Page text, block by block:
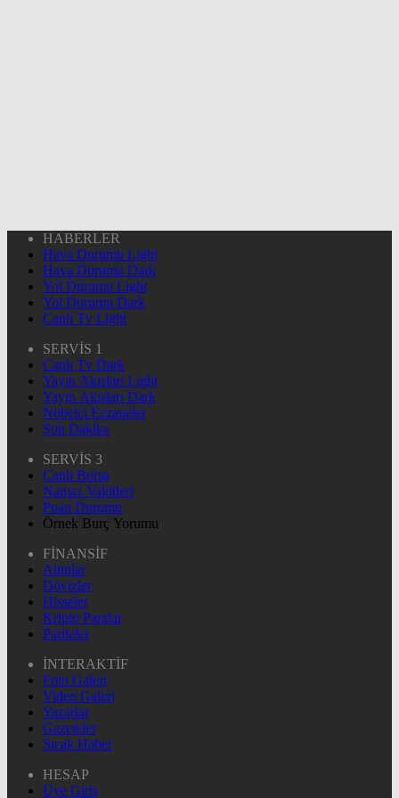
HABERLER
Hava Durumu Light
Hava Durumu Dark
Yol Durumu Light
Yol Durumu Dark
Canlı Tv Light
SERVİS 1
Canlı Tv Dark
Yayın Akışları Light
Yayın Akışları Dark
Nöbetçi Eczaneler
Son Dakika
SERVİS 3
Canlı Borsa
Namaz Vakitleri
Puan Durumu
Örnek Burç Yorumu
FİNANSİF
Altınlar
Dövizler
Hisseler
Kripto Paralar
Pariteler
İNTERAKTİF
Foto Galeri
Video Galeri
Yazarlar
Gazeteler
Sıcak Haber
HESAP
Üye Giriş